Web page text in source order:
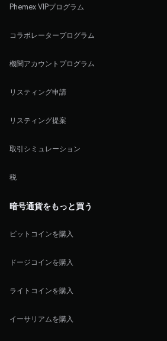
Phemex VIPプログラム
コラボレータープログラム
機関アカウントプログラム
リスティング申請
リスティング提案
取引シミュレーション
税
暗号通貨をもっと買う
ビットコインを購入
ドージコインを購入
ライトコインを購入
イーサリアムを購入